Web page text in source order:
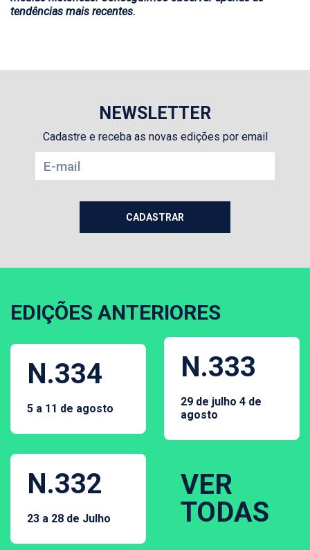
tendências mais recentes.
NEWSLETTER
Cadastre e receba as novas edições por email
EDIÇÕES ANTERIORES
N.334
5 a 11 de agosto
N.333
29 de julho 4 de
agosto
N.332
23 a 28 de Julho
VER
TODAS